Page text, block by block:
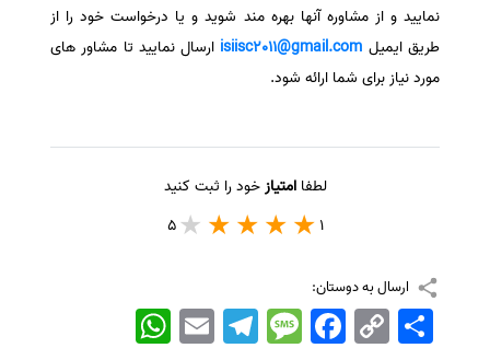
نمایید و از مشاوره آنها بهره مند شوید و یا درخواست خود را از
طریق ایمیل isiisc2011@gmail.com ارسال نمایید تا مشاور های
مورد نیاز برای شما ارائه شود.
لطفاامتیازخود را ثبت کنید
1
5
ارسال به دوستان:
WhatsApp EmailTelegramMessageFacebook Copy
Link
اشتراک